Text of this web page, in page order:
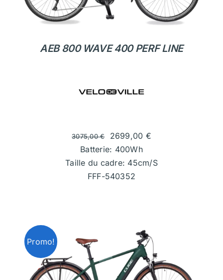
AEB 800 WAVE 400 PERF LINE
3075,00€ 2699,00 €
Batterie: 400Wh
Taille du cadre: 45cm/S
FFF-540352
Promo!